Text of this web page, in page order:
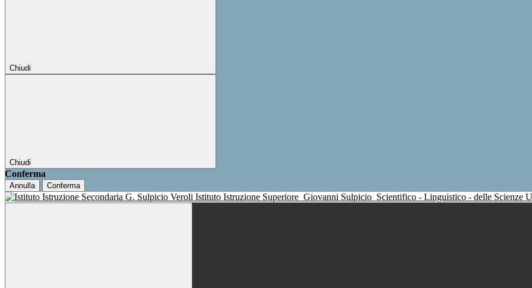
Chiudi
Chiudi
Conferma
Annulla Conferma
Istituto Istruzione Superiore Giovanni Sulpicio Scientifico - Linguistico - delle Scienze